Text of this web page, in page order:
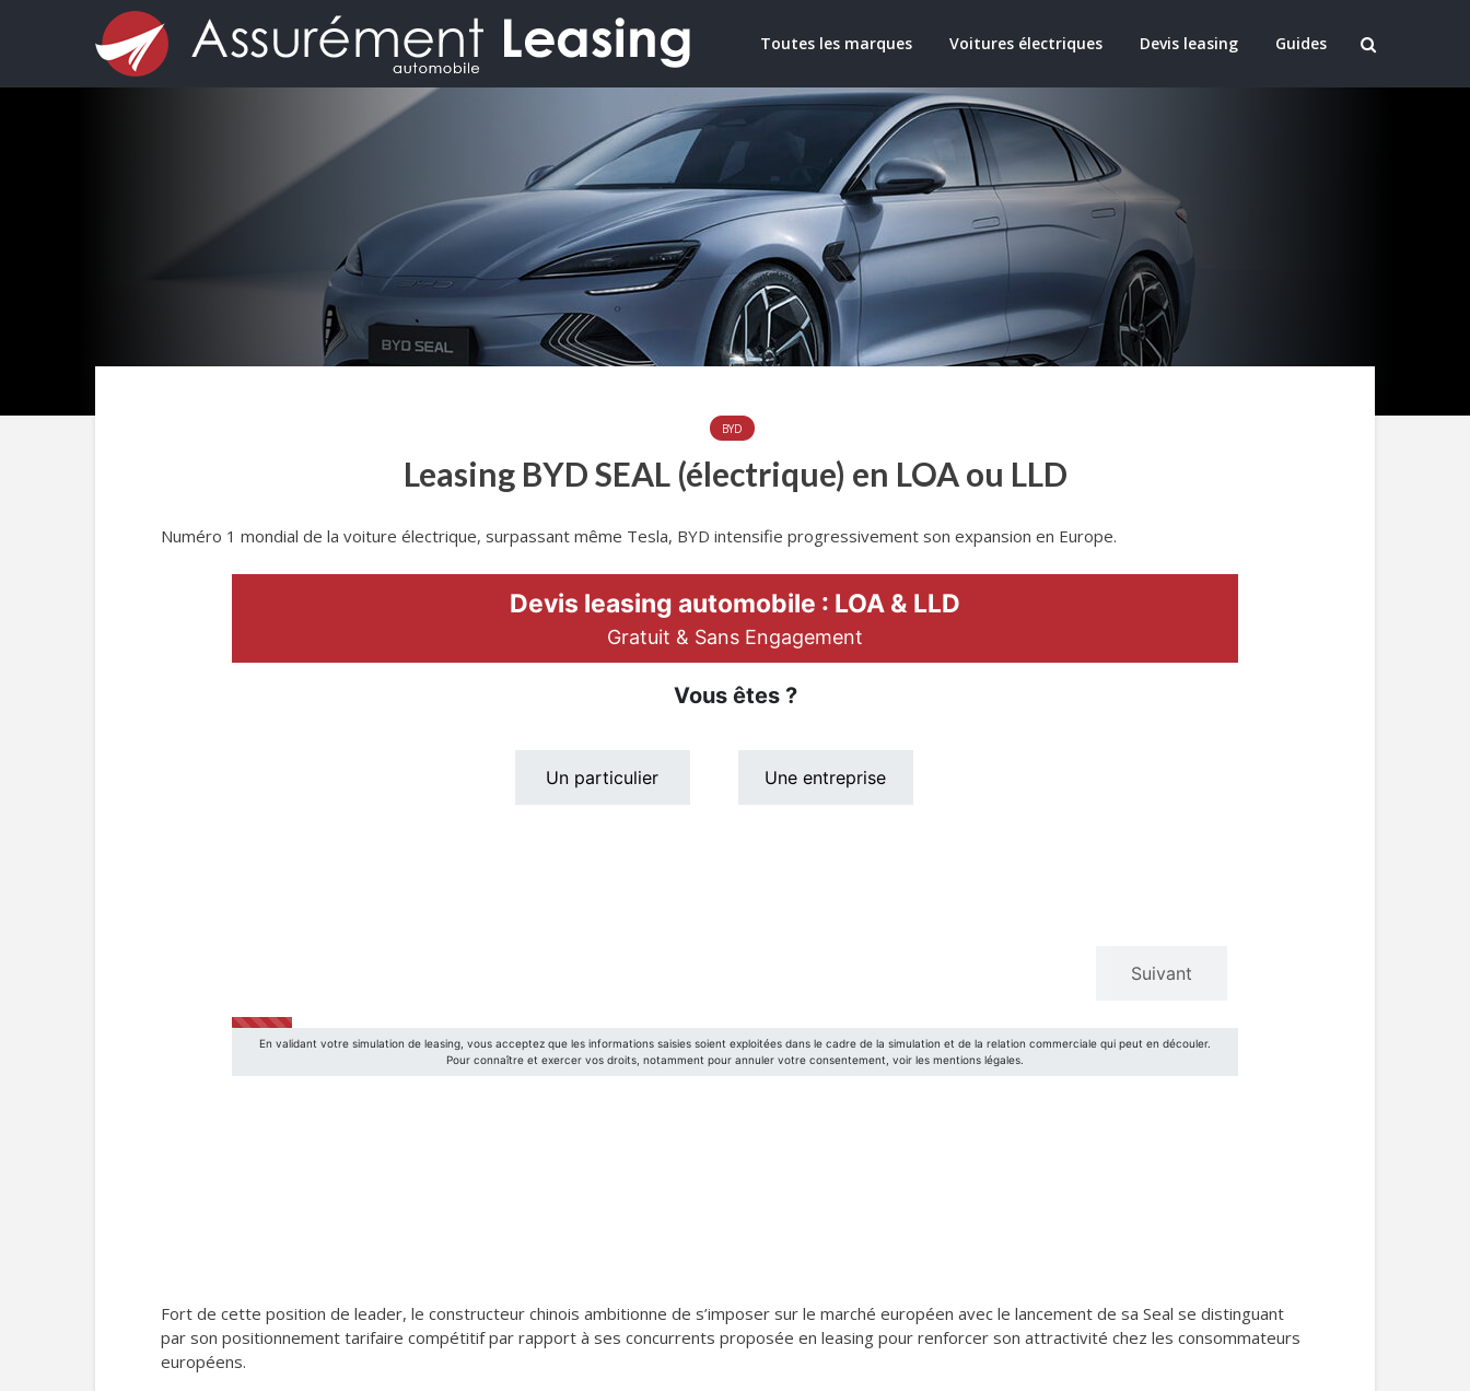
Toutes les marques Voitures électriques Devis leasing Guides
BYD
Leasing BYD SEAL (électrique) en LOA ou LLD
Numéro 1 mondial de la voiture électrique, surpassant même Tesla, BYD intensifie progressivement son expansion en Europe.
Fort de cette position de leader, le constructeur chinois ambitionne de s’imposer sur le marché européen avec le lancement de sa Seal se distinguant
par son positionnement tarifaire compétitif par rapport à ses concurrents proposée en leasing pour renforcer son attractivité chez les consommateurs
européens.